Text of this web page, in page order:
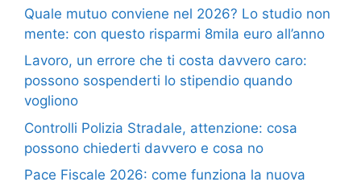
Quale mutuo conviene nel 2026? Lo studio non
mente: con questo risparmi 8mila euro all’anno
Lavoro, un errore che ti costa davvero caro:
possono sospenderti lo stipendio quando
vogliono
Controlli Polizia Stradale, attenzione: cosa
possono chiederti davvero e cosa no
Pace Fiscale 2026: come funziona la nuova